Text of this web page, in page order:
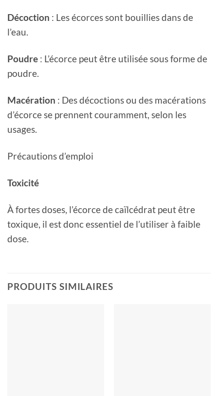
Décoction : Les écorces sont bouillies dans de
l’eau.
Poudre : L’écorce peut être utilisée sous forme de
poudre.
Macération : Des décoctions ou des macérations
d’écorce se prennent couramment, selon les
usages.
Précautions d’emploi
Toxicité
À fortes doses, l’écorce de caïlcédrat peut être
toxique, il est donc essentiel de l’utiliser à faible
dose.
PRODUITS SIMILAIRES